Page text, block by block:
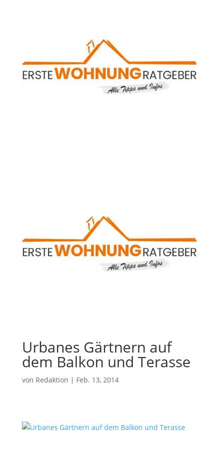
Urbanes Gärtnern auf
dem Balkon und Terasse
von Redaktion | Feb. 13, 2014